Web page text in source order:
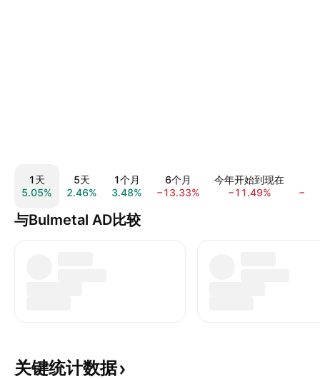
1天
5.05%
5天
2.46%
1个月
3.48%
6个月
−13.33%
今年开始到现在
−11.49%
与Bulmetal AD比较
关键统计数据